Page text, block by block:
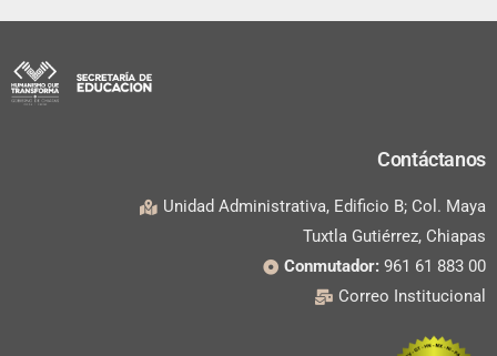
Contáctanos
Unidad Administrativa, Edificio B; Col. Maya
Tuxtla Gutiérrez, Chiapas
Conmutador: 961 61 883 00
Correo Institucional